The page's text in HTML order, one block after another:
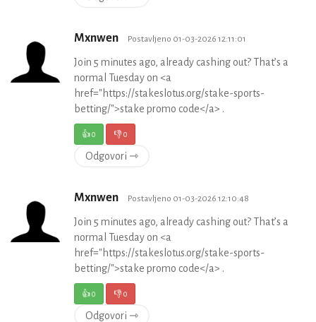
Mxnwen Postavljeno 01-03-2026 12:11:01
Join 5 minutes ago, already cashing out? That’s a
normal Tuesday on <a
href="https://stakeslotus.org/stake-sports-
betting/">stake promo code</a> .
👍0 👎0
Odgovori ⇾
Mxnwen Postavljeno 01-03-2026 12:10:48
Join 5 minutes ago, already cashing out? That’s a
normal Tuesday on <a
href="https://stakeslotus.org/stake-sports-
betting/">stake promo code</a> .
👍0 👎0
Odgovori ⇾